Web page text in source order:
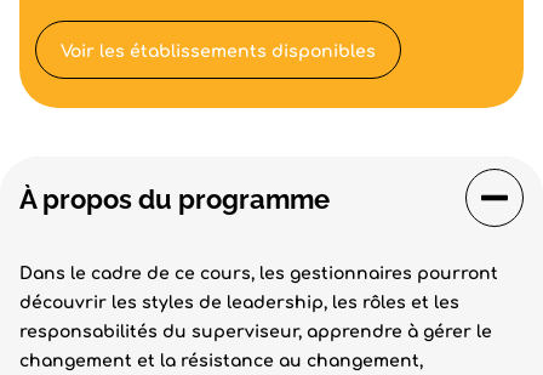
À propos du programme
Dans le cadre de ce cours, les gestionnaires pourront
découvrir les styles de leadership, les rôles et les
responsabilités du superviseur, apprendre à gérer le
changement et la résistance au changement,
Voir les établissements disponibles